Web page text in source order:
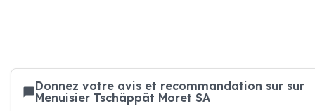
Donnez votre avis et recommandation sur sur
Menuisier Tschäppät Moret SA